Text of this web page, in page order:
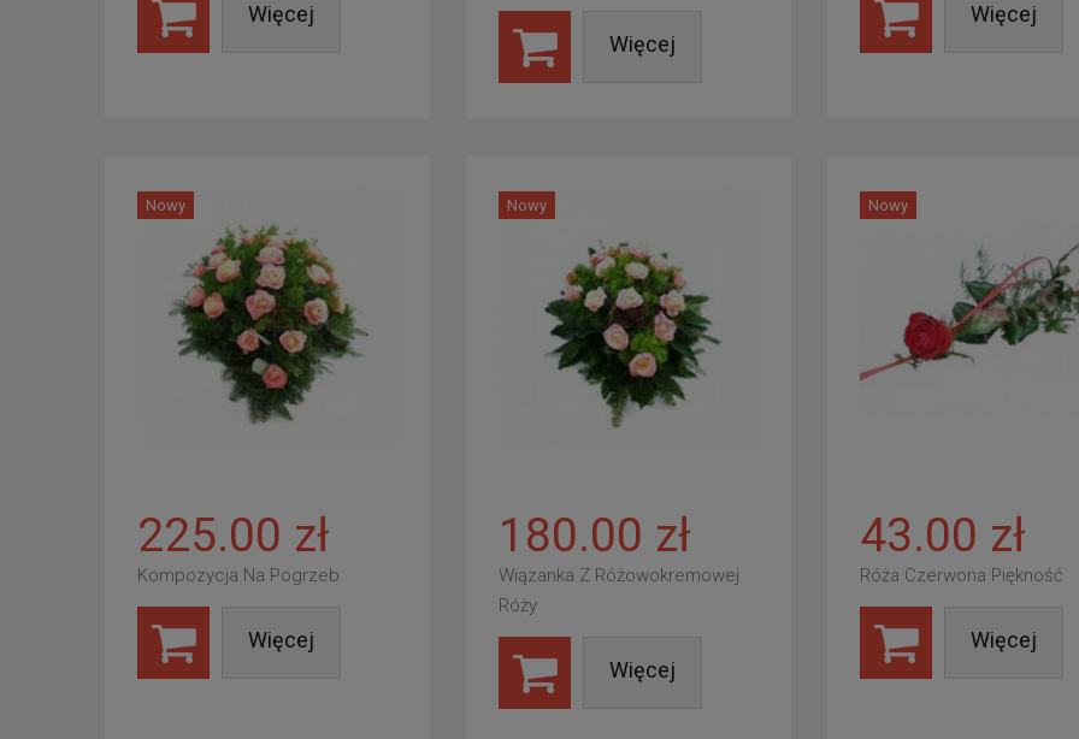
Więcej
Więcej
Więcej
Nowy
225.00 zł
Kompozycja Na Pogrzeb
Więcej
Nowy
180.00 zł
Wiązanka Z Różowokremowej
Róży
Więcej
Nowy
43.00 zł
Róża Czerwona Piękność
Więcej